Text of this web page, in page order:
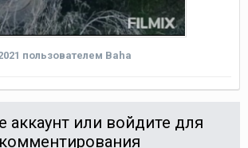
пользователем Baha
аккаунт или войдите для
комментирования